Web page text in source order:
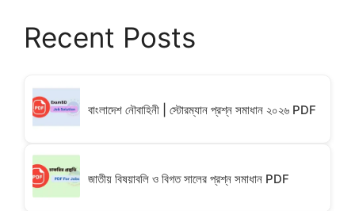
Recent Posts
বাংলাদেশ নৌবাহিনী | স্টোরম্যান প্রশ্ন সমাধান ২০২৬ PDF
জাতীয় বিষয়াবলি ও বিগত সালের প্রশ্ন সমাধান PDF